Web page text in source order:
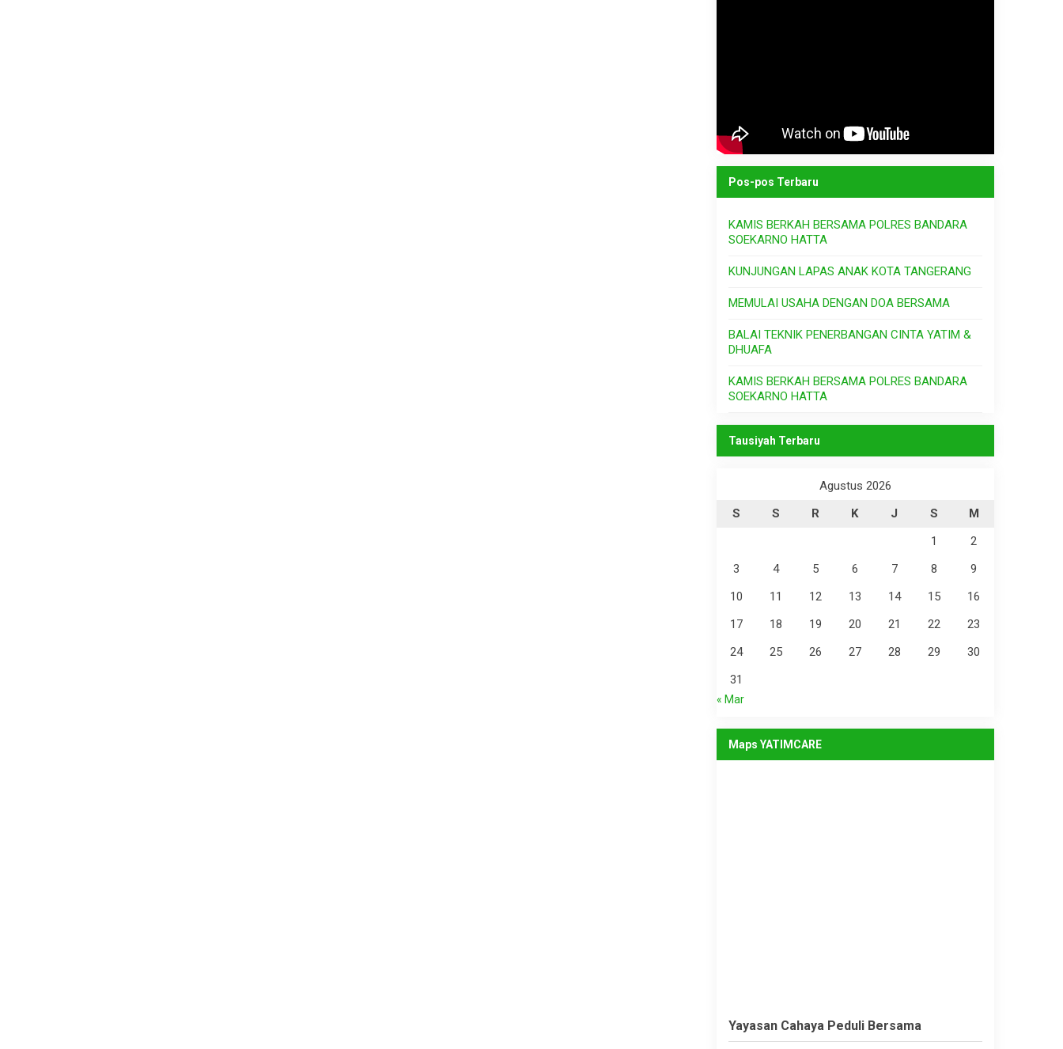
Pos-pos Terbaru
KAMIS BERKAH BERSAMA POLRES BANDARA
SOEKARNO HATTA
KUNJUNGAN LAPAS ANAK KOTA TANGERANG
MEMULAI USAHA DENGAN DOA BERSAMA
BALAI TEKNIK PENERBANGAN CINTA YATIM &
DHUAFA
KAMIS BERKAH BERSAMA POLRES BANDARA
SOEKARNO HATTA
Tausiyah Terbaru
Agustus 2026
S
S R K J S
M
1
2
3
4 5 6 7 8
9
10
11 12 13 14 15
16
17
18 19 20 21 22
23
24
25 26 27 28 29
30
31
« Mar
Maps YATIMCARE
Yayasan Cahaya Peduli Bersama